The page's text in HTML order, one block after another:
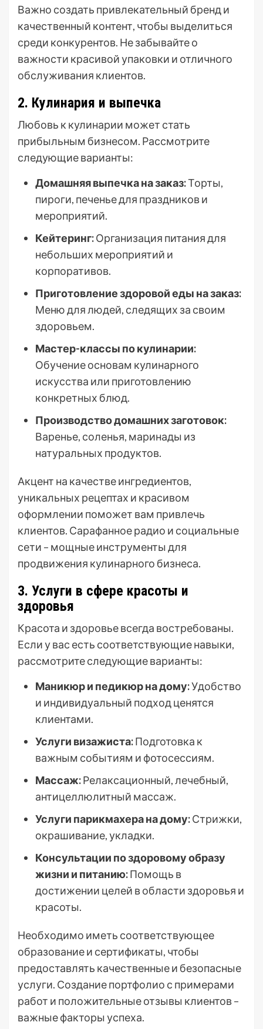
Важно создать привлекательный бренд и
качественный контент, чтобы выделиться
среди конкурентов. Не забывайте о
важности красивой упаковки и отличного
обслуживания клиентов.
2. Кулинария и выпечка
Любовь к кулинарии может стать
прибыльным бизнесом. Рассмотрите
следующие варианты:
Домашняя выпечка на заказ:Торты,
пироги, печенье для праздников и
мероприятий.
Кейтеринг:Организация питания для
небольших мероприятий и
корпоративов.
Приготовление здоровой еды на заказ:
Меню для людей, следящих за своим
здоровьем.
Мастер-классы по кулинарии:
Обучение основам кулинарного
искусства или приготовлению
конкретных блюд.
Производство домашних заготовок:
Варенье, соленья, маринады из
натуральных продуктов.
Акцент на качестве ингредиентов,
уникальных рецептах и красивом
оформлении поможет вам привлечь
клиентов. Сарафанное радио и социальные
сети – мощные инструменты для
продвижения кулинарного бизнеса.
3. Услуги в сфере красоты и
здоровья
Красота и здоровье всегда востребованы.
Если у вас есть соответствующие навыки,
рассмотрите следующие варианты:
Маникюр и педикюр на дому:Удобство
и индивидуальный подход ценятся
клиентами.
Услуги визажиста:Подготовка к
важным событиям и фотосессиям.
Массаж:Релаксационный, лечебный,
антицеллюлитный массаж.
Услуги парикмахера на дому:Стрижки,
окрашивание, укладки.
Консультации по здоровому образу
жизни и питанию:Помощь в
достижении целей в области здоровья и
красоты.
Необходимо иметь соответствующее
образование и сертификаты, чтобы
предоставлять качественные и безопасные
услуги. Создание портфолио с примерами
работ и положительные отзывы клиентов –
важные факторы успеха.